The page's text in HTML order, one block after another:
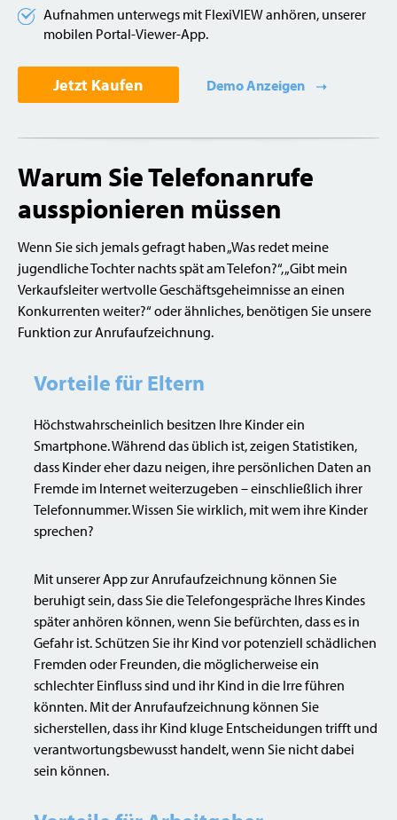
Aufnahmen unterwegs mit FlexiVIEW anhören, unserer
mobilen Portal-Viewer-App.
Jetzt Kaufen Demo Anzeigen
Warum Sie Telefonanrufe
ausspionieren müssen
Wenn Sie sich jemals gefragt haben „Was redet meine
jugendliche Tochter nachts spät am Telefon?“, „Gibt mein
Verkaufsleiter wertvolle Geschäftsgeheimnisse an einen
Konkurrenten weiter?“ oder ähnliches, benötigen Sie unsere
Funktion zur Anrufaufzeichnung.
Vorteile für Eltern
Höchstwahrscheinlich besitzen Ihre Kinder ein
Smartphone. Während das üblich ist, zeigen Statistiken,
dass Kinder eher dazu neigen, ihre persönlichen Daten an
Fremde im Internet weiterzugeben – einschließlich ihrer
Telefonnummer. Wissen Sie wirklich, mit wem ihre Kinder
sprechen?
Mit unserer App zur Anrufaufzeichnung können Sie
beruhigt sein, dass Sie die Telefongespräche Ihres Kindes
später anhören können, wenn Sie befürchten, dass es in
Gefahr ist. Schützen Sie ihr Kind vor potenziell schädlichen
Fremden oder Freunden, die möglicherweise ein
schlechter Einfluss sind und ihr Kind in die Irre führen
könnten. Mit der Anrufaufzeichnung können Sie
sicherstellen, dass ihr Kind kluge Entscheidungen trifft und
verantwortungsbewusst handelt, wenn Sie nicht dabei
sein können.